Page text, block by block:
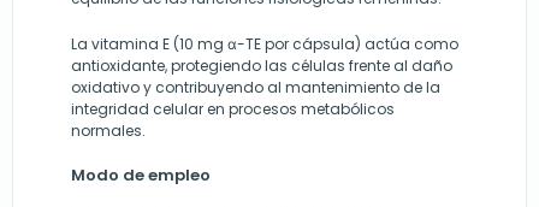
La vitamina E (10 mg α-TE por cápsula) actúa como
antioxidante, protegiendo las células frente al daño
oxidativo y contribuyendo al mantenimiento de la
integridad celular en procesos metabólicos
normales.
Modo de empleo